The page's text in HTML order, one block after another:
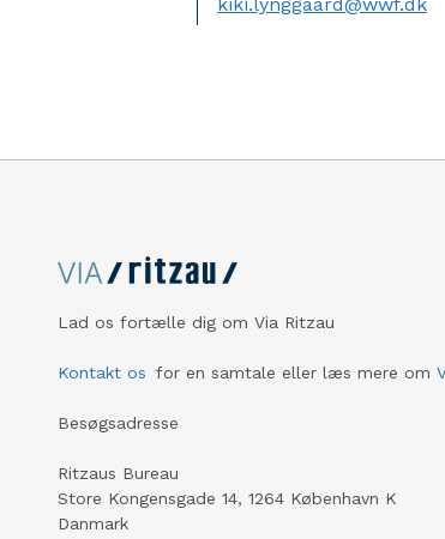
Lad os fortælle dig om Via Ritzau
Kontakt os for en samtale eller læs mere om
Besøgsadresse
Ritzaus Bureau
Store Kongensgade 14, 1264 København K
Danmark